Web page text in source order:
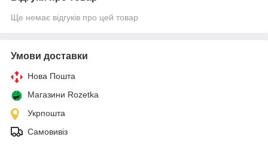
Ще немає відгуків про цей товар
Умови доставки
Нова Пошта
Магазини Rozetka
Укрпошта
Самовивіз